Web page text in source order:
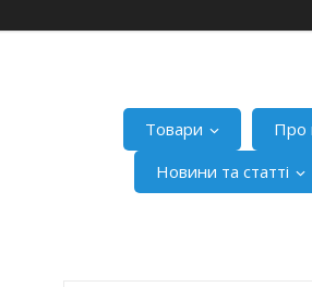
Товари Про
Новини та статті